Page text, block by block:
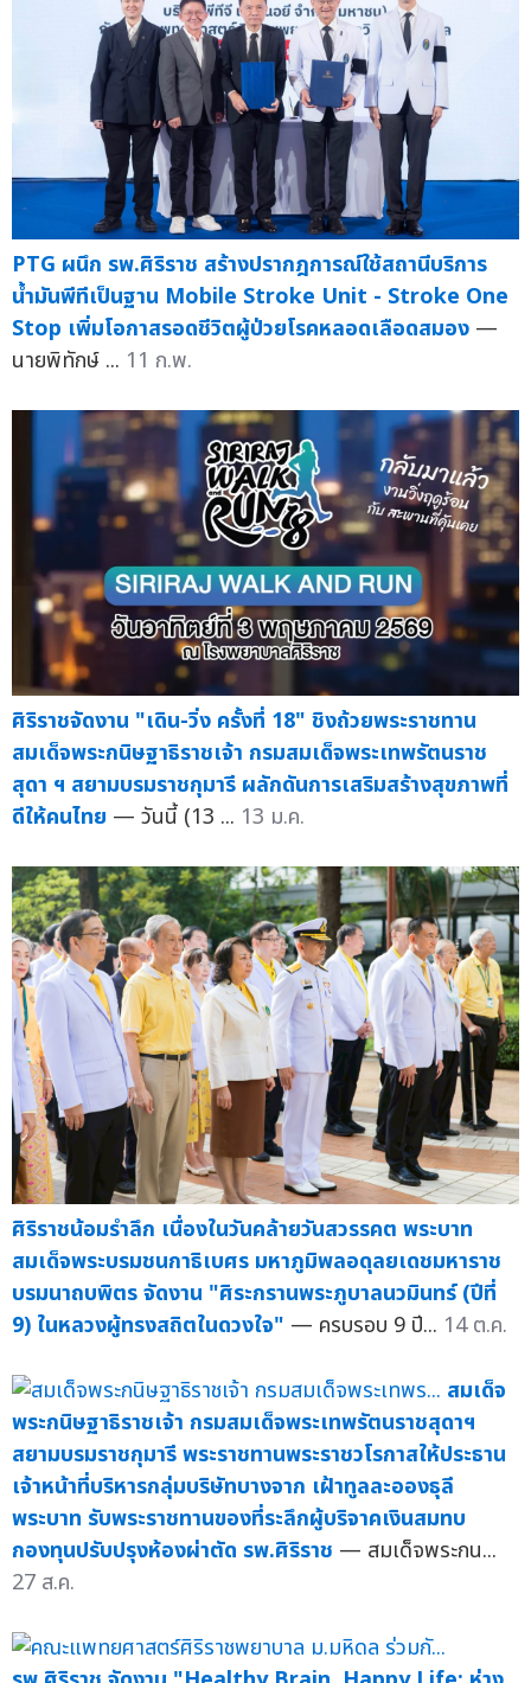
PTG ผนึก รพ.ศิริราช สร้างปรากฎการณ์ใช้สถานีบริการ
น้ำมันพีทีเป็นฐาน Mobile Stroke Unit - Stroke One
Stop เพิ่มโอกาสรอดชีวิตผู้ป่วยโรคหลอดเลือดสมอง —
นายพิทักษ์ ... 11 ก.พ.
ศิริราชจัดงาน "เดิน-วิ่ง ครั้งที่ 18" ชิงถ้วยพระราชทาน
สมเด็จพระกนิษฐาธิราชเจ้า กรมสมเด็จพระเทพรัตนราช
สุดา ฯ สยามบรมราชกุมารี ผลักดันการเสริมสร้างสุขภาพที่
ดีให้คนไทย — วันนี้ (13 ... 13 ม.ค.
ศิริราชน้อมรำลึก เนื่องในวันคล้ายวันสวรรคต พระบาท
สมเด็จพระบรมชนกาธิเบศร มหาภูมิพลอดุลยเดชมหาราช
บรมนาถบพิตร จัดงาน "ศิระกรานพระภูบาลนวมินทร์ (ปีที่
9) ในหลวงผู้ทรงสถิตในดวงใจ" — ครบรอบ 9 ปี... 14 ต.ค.
สมเด็จ
พระกนิษฐาธิราชเจ้า กรมสมเด็จพระเทพรัตนราชสุดาฯ
สยามบรมราชกุมารี พระราชทานพระราชวโรกาสให้ประธาน
เจ้าหน้าที่บริหารกลุ่มบริษัทบางจาก เฝ้าทูลละอองธุลี
พระบาท รับพระราชทานของที่ระลึกผู้บริจาคเงินสมทบ
กองทุนปรับปรุงห้องผ่าตัด รพ.ศิริราช — สมเด็จพระกน...
27 ส.ค.